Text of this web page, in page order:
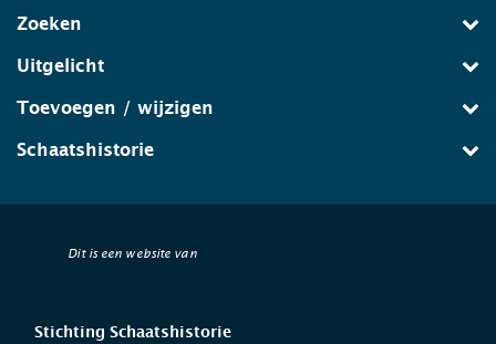
Zoeken
Uitgelicht
Toevoegen / wijzigen
Schaatshistorie
Dit is een website van
Stichting Schaatshistorie